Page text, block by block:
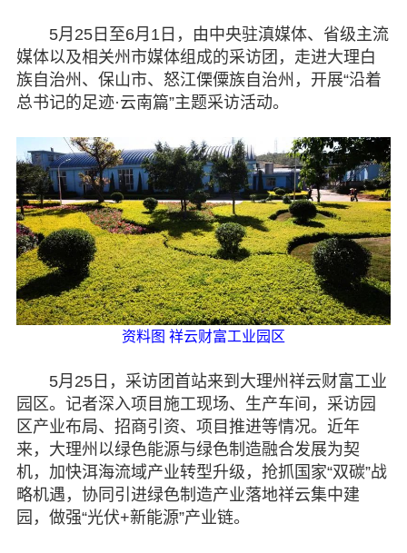
5月25日至6月1日，由中央驻滇媒体、省级主流
媒体以及相关州市媒体组成的采访团，走进大理白
族自治州、保山市、怒江傈僳族自治州，开展“沿着
总书记的足迹·云南篇”主题采访活动。
资料图 祥云财富工业园区
5月25日，采访团首站来到大理州祥云财富工业
园区。记者深入项目施工现场、生产车间，采访园
区产业布局、招商引资、项目推进等情况。近年
来，大理州以绿色能源与绿色制造融合发展为契
机，加快洱海流域产业转型升级，抢抓国家“双碳”战
略机遇，协同引进绿色制造产业落地祥云集中建
园，做强“光伏+新能源”产业链。